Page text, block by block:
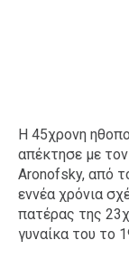
Η 45χρονη
απέκτησε με
Aronofsky, από
εννέα χρόνια
πατέρας της
γυναίκα του το